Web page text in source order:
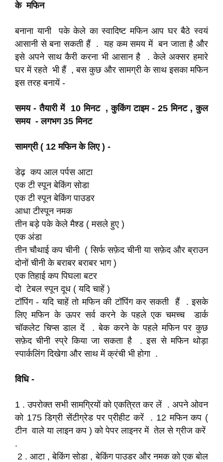
के मफिन
बनाना यानी पके केले का स्वादिष्ट मफिन आप घर बैठे स्वयं
आसानी से बना सकती हैं . यह कम समय में बन जाता है और
इसे अपने साथ कैरी करना भी आसान है . केले अक्सर हमारे
घर में रहते भी हैं , बस कुछ और सामग्री के साथ इसका मफिन
इस तरह बनायें -
समय - तैयारी में 10 मिनट , कुकिंग टाइम - 25 मिनट , कुल
समय - लगभग 35 मिनट
सामग्री ( 12 मफिन के लिए ) -
डेढ़ कप आल पर्पस आटा
एक टी स्पून बेकिंग सोडा
एक टी स्पून बेकिंग पाउडर
आधा टीस्पून नमक
तीन बड़े पके केले मैश्ड ( मसले हुए )
एक अंडा
तीन चौथाई कप चीनी ( सिर्फ सफ़ेद चीनी या सफ़ेद और ब्राउन
दोनों चीनी के बराबर बराबर भाग )
एक तिहाई कप पिघला बटर
दो टेबल स्पून दूध ( यदि चाहें )
टॉपिंग - यदि चाहें तो मफिन की टॉपिंग कर सकती हैं . इसके
लिए मफिन के ऊपर सर्व करने के पहले एक चमच्च डार्क
चॉकलेट चिप्स डाल दें . बेक करने के पहले मफिन पर कुछ
सफ़ेद चीनी स्प्रे किया जा सकता है . इस से मफिन थोड़ा
स्पार्कलिंग दिखेगा और साथ में क्रंची भी होगा .
विधि -
1 . उपरोक्त सभी सामग्रियों को एकत्रित कर लें . अपने ओवन
को 175 डिग्री सेंटीग्रेड पर प्रीहीट करें . 12 मफिन कप (
टीन वाले या लाइन कप ) को पेपर लाइनर में तेल से ग्रीज करें
.
2 . आटा , बेकिंग सोडा , बेकिंग पाउडर और नमक को एक बोल